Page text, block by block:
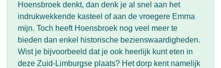
Hoensbroek denkt, dan denk je al snel aan het
indrukwekkende kasteel of aan de vroegere Emma
mijn. Toch heeft Hoensbroek nog veel meer te
bieden dan enkel historische bezienswaardigheden.
Wist je bijvoorbeeld dat je ook heerlijk kunt eten in
deze Zuid-Limburgse plaats? Het dorp kent namelijk